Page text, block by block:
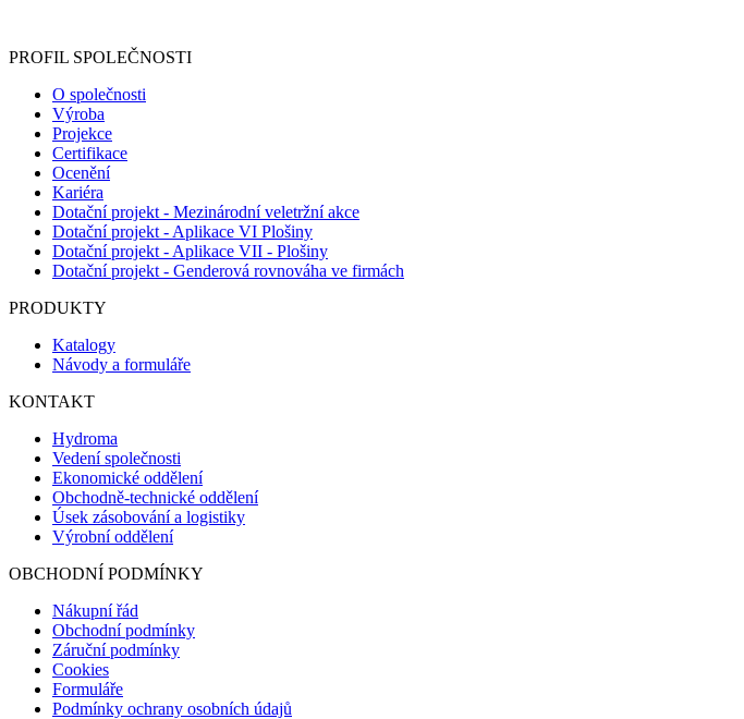
PROFIL SPOLEČNOSTI
O společnosti
Výroba
Projekce
Certifikace
Ocenění
Kariéra
Dotační projekt - Mezinárodní veletržní akce
Dotační projekt - Aplikace VI Plošiny
Dotační projekt - Aplikace VII - Plošiny
Dotační projekt - Genderová rovnováha ve firmách
PRODUKTY
Katalogy
Návody a formuláře
KONTAKT
Hydroma
Vedení společnosti
Ekonomické oddělení
Obchodně-technické oddělení
Úsek zásobování a logistiky
Výrobní oddělení
OBCHODNÍ PODMÍNKY
Nákupní řád
Obchodní podmínky
Záruční podmínky
Cookies
Formuláře
Podmínky ochrany osobních údajů